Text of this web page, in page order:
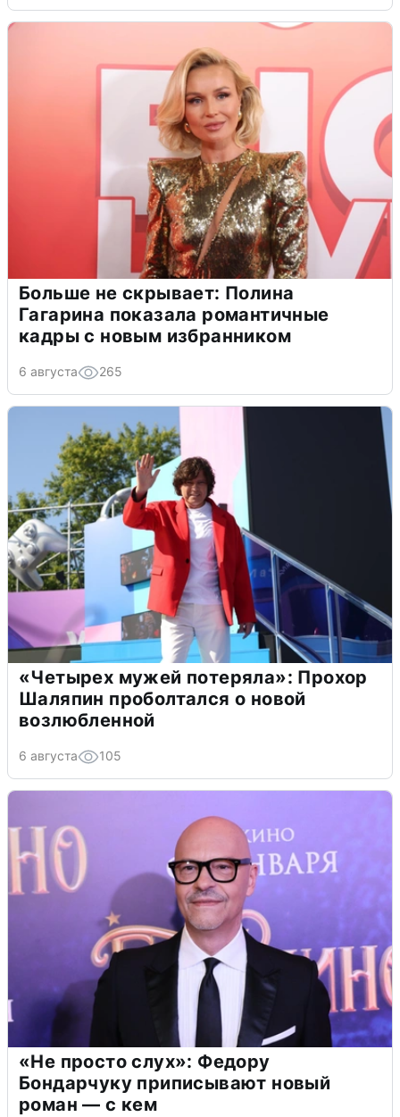
Больше не скрывает: Полина
Гагарина показала романтичные
кадры с новым избранником
6 августа 265
«Четырех мужей потеряла»: Прохор
Шаляпин проболтался о новой
возлюбленной
6 августа 105
«Не просто слух»: Федору
Бондарчуку приписывают новый
роман — с кем